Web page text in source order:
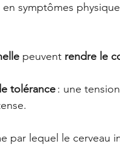
symptômes
peuvent rendre le
tolérance : une
par lequel le cerveau